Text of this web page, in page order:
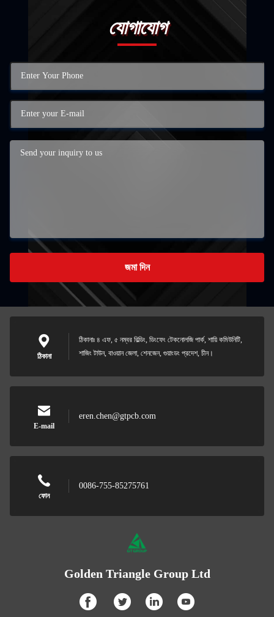
যোগাযোগ
জমা দিন
ঠিকানা
ঠিকানাঃ ৪ এফ, ৫ নম্বর বিল্ডিং, ডিংফেং টেকনোলজি পার্ক, শায়ি কমিউনিটি,
শাজিং টাউন, বাওয়ান জেলা, শেনজেন, গুয়াংডং প্রদেশ, চীন।
E-mail
eren.chen@gtpcb.com
ফোন
0086-755-85275761
Golden Triangle Group Ltd